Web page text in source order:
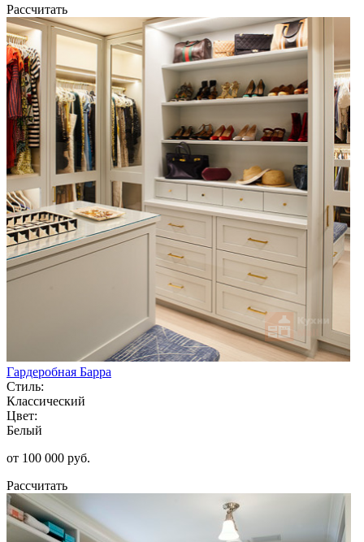
Рассчитать
Гардеробная Барра
Стиль:
Классический
Цвет:
Белый
от 100 000 руб.
Рассчитать